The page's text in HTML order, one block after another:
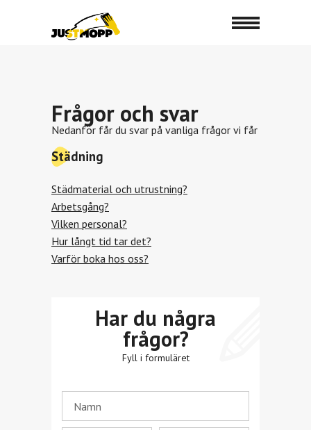
Frågor och svar
Nedanför får du svar på vanliga frågor vi får
Städning
Städmaterial och utrustning?
Arbetsgång?
Vilken personal?
Hur långt tid tar det?
Varför boka hos oss?
Har du några
frågor?
Fyll i formuläret